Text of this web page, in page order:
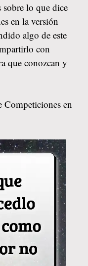
lo que dice
en la versión
algo de este
con
que conozcan y
Competiciones en